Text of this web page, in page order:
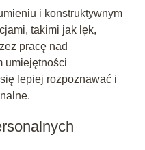
i konstruktywnym
takimi jak lęk,
pracę nad
umiejętności
lepiej rozpoznawać i